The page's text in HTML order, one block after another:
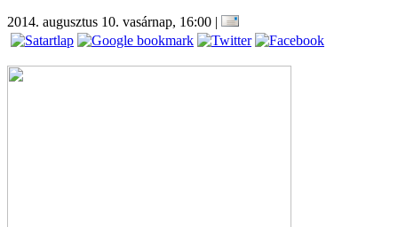
2014. augusztus 10. vasárnap, 16:00 |